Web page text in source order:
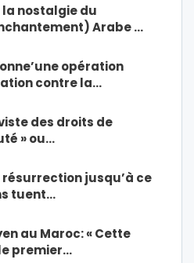
la nostalgie du
Arabe …
opération
contre la…
des droits de
» ou…
résurrection jusqu’à ce
tuent…
au Maroc: « Cette
premier…